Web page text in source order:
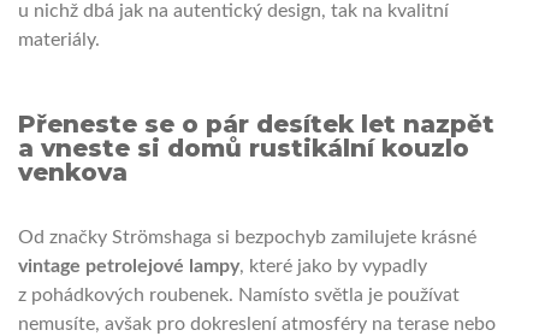
u nichž dbá jak na autentický design, tak na kvalitní
materiály.
Přeneste se o pár desítek let nazpět
a vneste si domů rustikální kouzlo
venkova
Od značky Strömshaga si bezpochyb zamilujete krásné
vintage petrolejové lampy, které jako by vypadly
z pohádkových roubenek. Namísto světla je používat
nemusíte, avšak pro dokreslení atmosféry na terase nebo